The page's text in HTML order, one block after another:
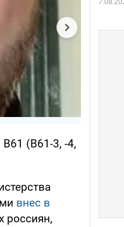
(B61-3, -4,
внес в
россиян,